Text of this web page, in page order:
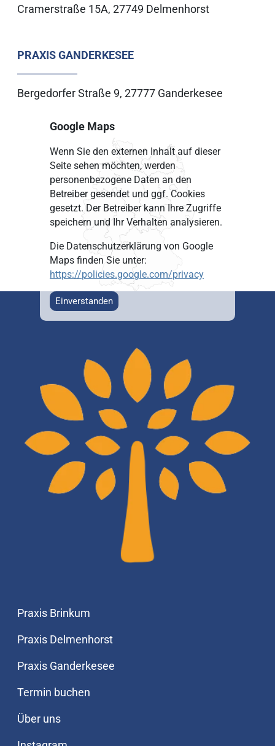
Cramerstraße 15A, 27749 Delmenhorst
PRAXIS GANDERKESEE
Bergedorfer Straße 9, 27777 Ganderkesee
Google Maps
Wenn Sie den externen Inhalt auf dieser
Seite sehen möchten, werden
personenbezogene Daten an den
Betreiber gesendet und ggf. Cookies
gesetzt. Der Betreiber kann Ihre Zugriffe
speichern und Ihr Verhalten analysieren.
Die Datenschutzerklärung von Google
Maps finden Sie unter:
https://policies.google.com/privacy
Einverstanden
Praxis Brinkum
Praxis Delmenhorst
Praxis Ganderkesee
Termin buchen
Über uns